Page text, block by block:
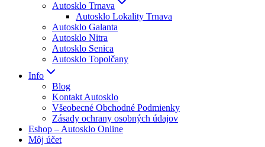
Autosklo Trnava
Autosklo Lokality Trnava
Autosklo Galanta
Autosklo Nitra
Autosklo Senica
Autosklo Topolčany
Info
Blog
Kontakt Autosklo
Všeobecné Obchodné Podmienky
Zásady ochrany osobných údajov
Eshop – Autosklo Online
Môj účet